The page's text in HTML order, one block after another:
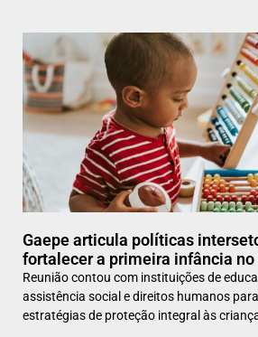
Gaepe articula políticas
fortalecer a primeira infância
Reunião contou com instituições de
assistência social e direitos humanos
estratégias de proteção integral às